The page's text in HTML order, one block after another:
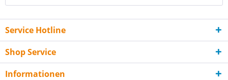
Service Hotline
Shop Service
Informationen